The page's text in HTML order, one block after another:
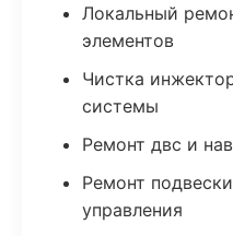
Локальный
элементов
Чистка
системы
Ремонт двс и
Ремонт
управления